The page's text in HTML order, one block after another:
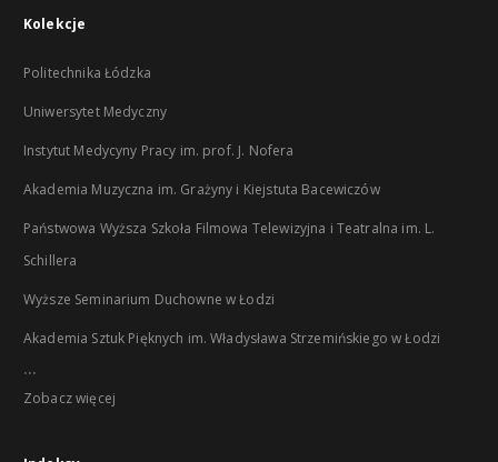
Kolekcje
Politechnika Łódzka
Uniwersytet Medyczny
Instytut Medycyny Pracy im. prof. J. Nofera
Akademia Muzyczna im. Grażyny i Kiejstuta Bacewiczów
Państwowa Wyższa Szkoła Filmowa Telewizyjna i Teatralna im. L.
Schillera
Wyższe Seminarium Duchowne w Łodzi
Akademia Sztuk Pięknych im. Władysława Strzemińskiego w Łodzi
...
Zobacz więcej